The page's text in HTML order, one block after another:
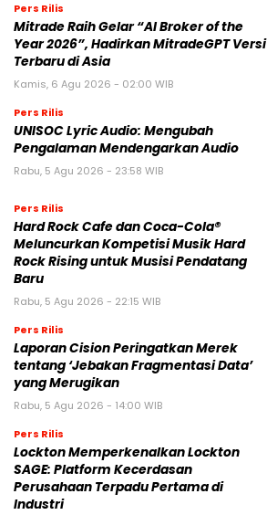
Pers Rilis
Mitrade Raih Gelar “AI Broker of the
Year 2026”, Hadirkan MitradeGPT Versi
Terbaru di Asia
Kamis, 6 Agu 2026 - 02:00 WIB
Pers Rilis
UNISOC Lyric Audio: Mengubah
Pengalaman Mendengarkan Audio
Rabu, 5 Agu 2026 - 23:58 WIB
Pers Rilis
Hard Rock Cafe dan Coca-Cola®
Meluncurkan Kompetisi Musik Hard
Rock Rising untuk Musisi Pendatang
Baru
Rabu, 5 Agu 2026 - 22:15 WIB
Pers Rilis
Laporan Cision Peringatkan Merek
tentang ‘Jebakan Fragmentasi Data’
yang Merugikan
Rabu, 5 Agu 2026 - 14:00 WIB
Pers Rilis
Lockton Memperkenalkan Lockton
SAGE: Platform Kecerdasan
Perusahaan Terpadu Pertama di
Industri